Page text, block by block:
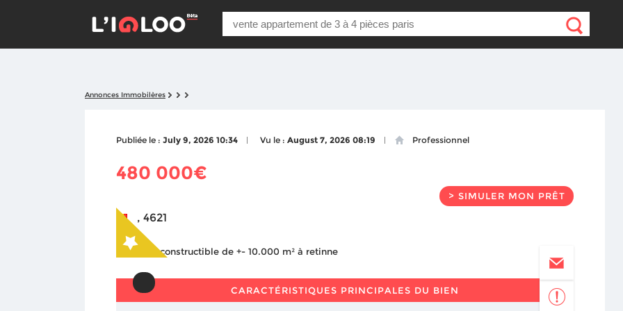
Annonces Immobilères
Publiée le : July 9, 2026 10:34 Vu le : August 7, 2026 08:19 Professionnel
480 000€
> SIMULER MON PRÊT
, 4621
CARACTÉRISTIQUES PRINCIPALES DU BIEN